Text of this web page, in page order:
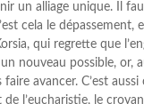
un alliage unique. Il
cela le dépassement,
qui regrette que
nouveau possible, or,
avancer. C’est
l’eucharistie, le